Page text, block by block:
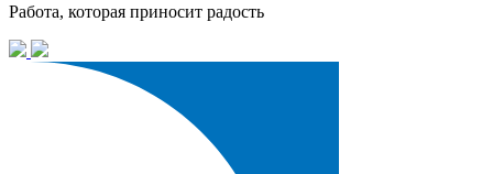
Работа, которая приносит радость